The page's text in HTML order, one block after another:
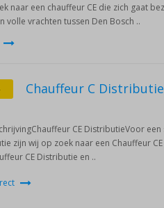
naar een chauffeur CE die zich gaat
volle vrachten tussen Den Bosch ..
Chauffeur C Distributie
CE DistributieVoor
zijn wij op zoek naar een Chauffeur
CE Distributie en ..